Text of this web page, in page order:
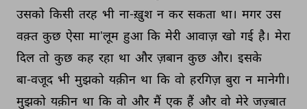
उसको किसी तरह भी ना-ख़ुश न कर सकता था। मगर उस
वक़्त कुछ ऐसा मा'लूम हुआ कि मेरी आवाज़ खो गई है। मेरा
दिल तो कुछ कह रहा था और ज़बान कुछ और। इसके
बा-वजूद भी मुझको यक़ीन था कि वो हरगिज़ बुरा न मानेगी।
मुझको यक़ीन था कि वो और मैं एक हैं और वो मेरे जज़्बात